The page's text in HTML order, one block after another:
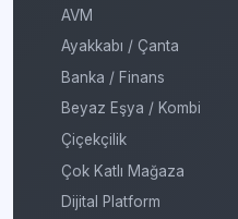
AVM
Ayakkabı / Çanta
Banka / Finans
Beyaz Eşya / Kombi
Çiçekçilik
Çok Katlı Mağaza
Dijital Platform